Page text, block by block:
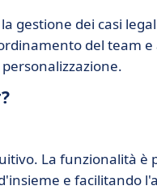
gestione dei casi
del team
La funzionalità è
e facilitando